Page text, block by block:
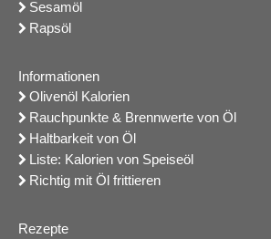
Sesamöl
Rapsöl
Informationen
Olivenöl Kalorien
Rauchpunkte & Brennwerte von Öl
Haltbarkeit von Öl
Liste: Kalorien von Speiseöl
Richtig mit Öl frittieren
Rezepte